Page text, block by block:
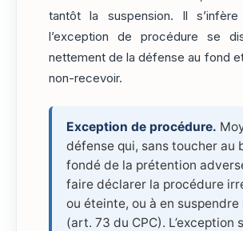
tantôt la suspension. Il
l’exception de procédure se
nettement de la défense au fond
non-recevoir.
Exception de procédure.
défense qui, sans toucher au
fondé de la prétention
faire déclarer la procédure
ou éteinte, ou à en suspendre
(art. 73 du CPC). L’exception